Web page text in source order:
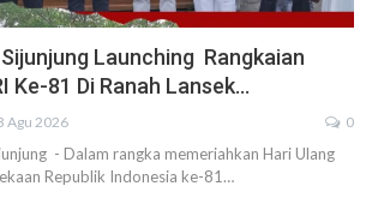
Launching Rangkaian
Ke-81 Di Ranah Lansek…
Agu 2026 0
- Dalam rangka memeriahkan Hari Ulang
Republik Indonesia ke-81…